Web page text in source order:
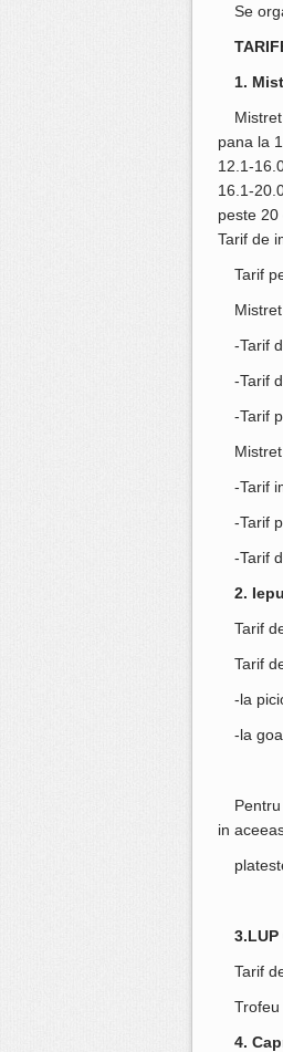
Se
1.
pana la
12.1-
16.1-
peste
Tarif de
Tarif
-Tarif
-Tarif
-Tarif
-Tarif
-Tarif
-Tarif
2.
Tarif
Tarif
-la
-la
in
3.LUP
Tarif
4.